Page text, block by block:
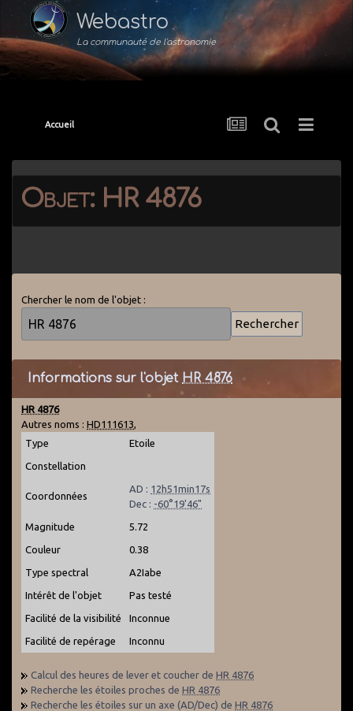
Webastro
La communauté de l'astronomie
Accueil
Objet: HR 4876
Chercher le nom de l'objet :
Informations sur l'objet HR 4876
HR 4876
Autres noms : HD111613,
Type
Etoile
Constellation
Coordonnées
AD : 12h51min17s
Dec : -60°19'46"
Magnitude 5.72
Couleur 0.38
Type spectral A2Iabe
Intérêt de l'objet Pas testé
Facilité de la visibilité Inconnue
Facilité de repérage Inconnu
Calcul des heures de lever et coucher de HR 4876
Recherche les étoiles proches de HR 4876
Recherche les étoiles sur un axe (AD/Dec) de HR 4876